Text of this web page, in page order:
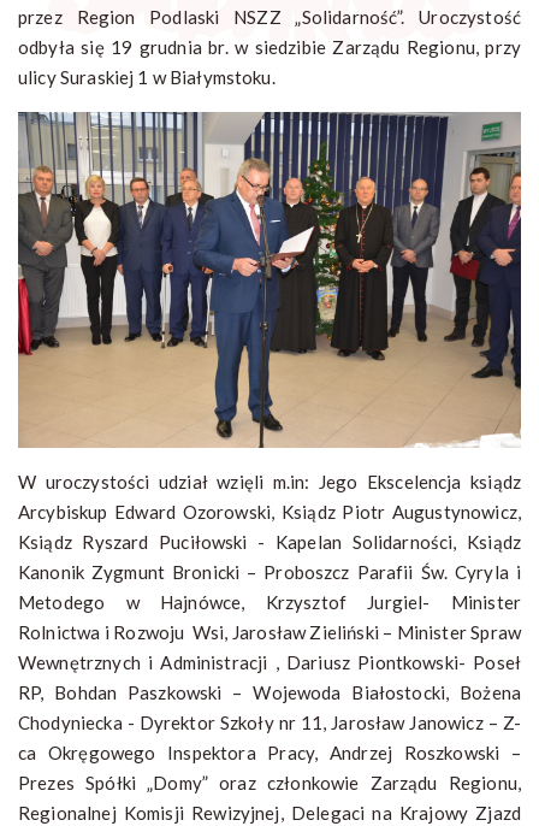
przez Region Podlaski NSZZ „Solidarność”. Uroczystość
odbyła się 19 grudnia br. w siedzibie Zarządu Regionu, przy
ulicy Suraskiej 1 w Białymstoku.
W uroczystości udział wzięli m.in: Jego Ekscelencja ksiądz
Arcybiskup Edward Ozorowski, Ksiądz Piotr Augustynowicz,
Ksiądz Ryszard Puciłowski - Kapelan Solidarności, Ksiądz
Kanonik Zygmunt Bronicki – Proboszcz Parafii Św. Cyryla i
Metodego w Hajnówce, Krzysztof Jurgiel- Minister
Rolnictwa i Rozwoju Wsi, Jarosław Zieliński – Minister Spraw
Wewnętrznych i Administracji , Dariusz Piontkowski- Poseł
RP, Bohdan Paszkowski – Wojewoda Białostocki, Bożena
Chodyniecka - Dyrektor Szkoły nr 11, Jarosław Janowicz – Z-
ca Okręgowego Inspektora Pracy, Andrzej Roszkowski –
Prezes Spółki „Domy” oraz członkowie Zarządu Regionu,
Regionalnej Komisji Rewizyjnej, Delegaci na Krajowy Zjazd